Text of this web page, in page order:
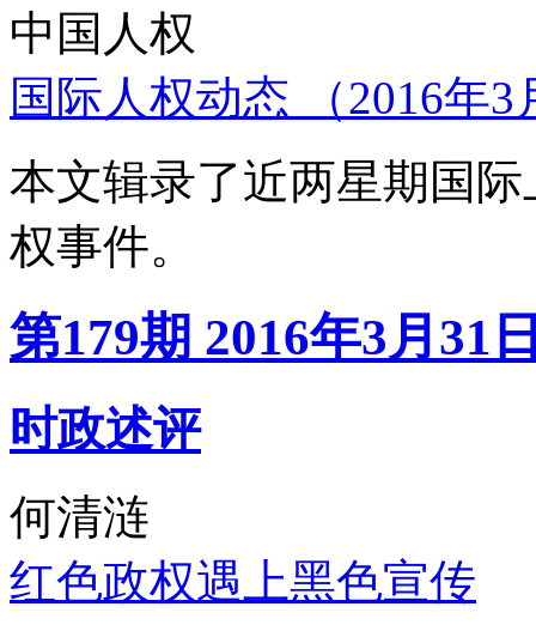
中国人权
国际人权动态 （2016年
本文辑录了近两星期国
权事件。
第179期 2016年3月31
时政述评
何清涟
红色政权遇上黑色宣传